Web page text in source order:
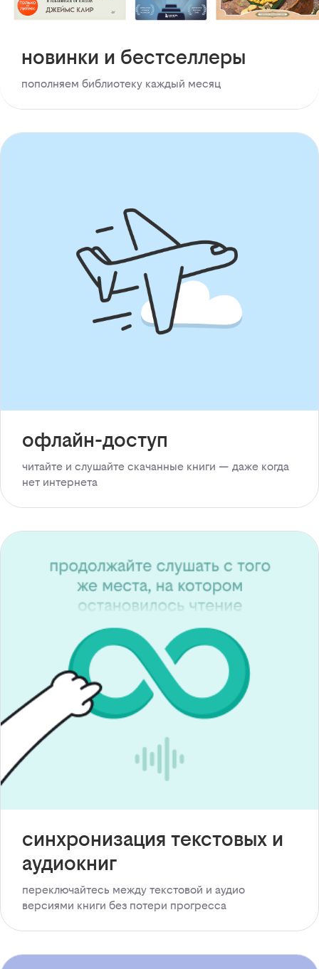
новинки и бестселлеры
пополняем библиотеку каждый месяц
офлайн-доступ
читайте и слушайте скачанные книги — даже когда
нет интернета
синхронизация текстовых и
аудиокниг
переключайтесь между текстовой и аудио
версиями книги без потери прогресса